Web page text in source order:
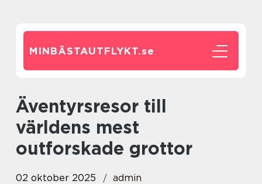
MINBÄSTAUTFLYKT.se
Äventyrsresor till
världens mest
outforskade grottor
02 oktober 2025
admin